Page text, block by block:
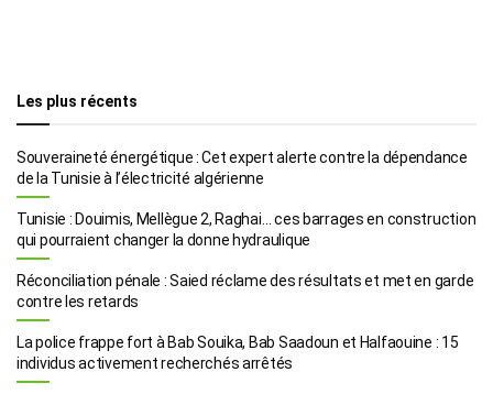
Les plus récents
Souveraineté énergétique : Cet expert alerte contre la dépendance
de la Tunisie à l’électricité algérienne
Tunisie : Douimis, Mellègue 2, Raghai… ces barrages en construction
qui pourraient changer la donne hydraulique
Réconciliation pénale : Saied réclame des résultats et met en garde
contre les retards
La police frappe fort à Bab Souika, Bab Saadoun et Halfaouine : 15
individus activement recherchés arrêtés